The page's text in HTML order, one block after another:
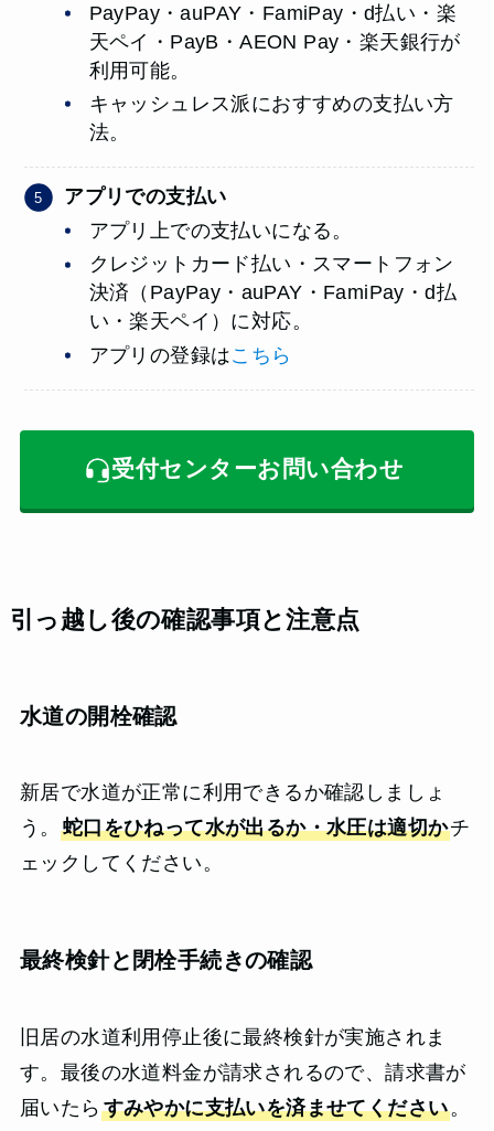
PayPay・auPAY・FamiPay・d払い・楽
天ペイ・PayB・AEON Pay・楽天銀行が
利用可能。
キャッシュレス派におすすめの支払い方
法。
アプリでの支払い
アプリ上での支払いになる。
クレジットカード払い・スマートフォン
決済（PayPay・auPAY・FamiPay・d払
い・楽天ペイ）に対応。
アプリの登録はこちら
受付センターお問い合わせ
引っ越し後の確認事項と注意点
水道の開栓確認
新居で水道が正常に利用できるか確認しましょ
う。 蛇口をひねって水が出るか・水圧は適切かチ
ェックしてください。
最終検針と閉栓手続きの確認
旧居の水道利用停止後に最終検針が実施されま
す。最後の水道料金が請求されるので、請求書が
届いたら すみやかに支払いを済ませてください。